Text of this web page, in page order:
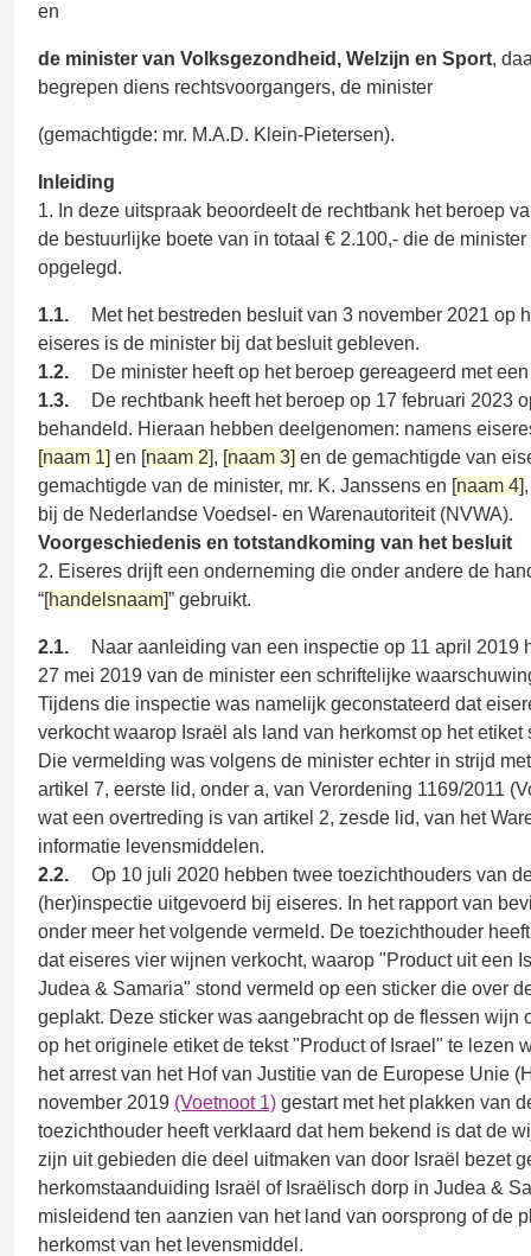
en
de minister van Volksgezondheid, Welzijn en Sport,
begrepen diens rechtsvoorgangers, de minister
(gemachtigde: mr. M.A.D. Klein-Pietersen).
Inleiding
1. In deze uitspraak beoordeelt de rechtbank het beroep
de bestuurlijke boete van in totaal € 2.100,- die de
opgelegd.
1.1.
Met het bestreden besluit van 3 november 2021 op
eiseres is de minister bij dat besluit gebleven.
1.2.
De minister heeft op het beroep gereageerd met
1.3.
De rechtbank heeft het beroep op 17 februari 2023
behandeld. Hieraan hebben deelgenomen: namens
[naam 1] en [naam 2], [naam 3] en de gemachtigde van
gemachtigde van de minister, mr. K. Janssens en [naam 4]
bij de Nederlandse Voedsel- en Warenautoriteit (NVWA).
Voorgeschiedenis en totstandkoming van het besluit
2. Eiseres drijft een onderneming die onder andere de
“[handelsnaam]” gebruikt.
2.1.
Naar aanleiding van een inspectie op 11 april 2019
27 mei 2019 van de minister een schriftelijke
Tijdens die inspectie was namelijk geconstateerd dat
verkocht waarop Israël als land van herkomst op het etiket
Die vermelding was volgens de minister echter in strijd
artikel 7, eerste lid, onder a, van Verordening 1169/2011
wat een overtreding is van artikel 2, zesde lid, van het
informatie levensmiddelen.
2.2.
Op 10 juli 2020 hebben twee toezichthouders van
(her)inspectie uitgevoerd bij eiseres. In het rapport van
onder meer het volgende vermeld. De toezichthouder
dat eiseres vier wijnen verkocht, waarop "Product uit een
Judea & Samaria" stond vermeld op een sticker die over
geplakt. Deze sticker was aangebracht op de flessen wijn
op het originele etiket de tekst "Product of Israel" te lezen
het arrest van het Hof van Justitie van de Europese Unie
november 2019 (Voetnoot 1) gestart met het plakken van
toezichthouder heeft verklaard dat hem bekend is dat de
zijn uit gebieden die deel uitmaken van door Israël bezet
herkomstaanduiding Israël of Israëlisch dorp in Judea &
misleidend ten aanzien van het land van oorsprong of de
herkomst van het levensmiddel.